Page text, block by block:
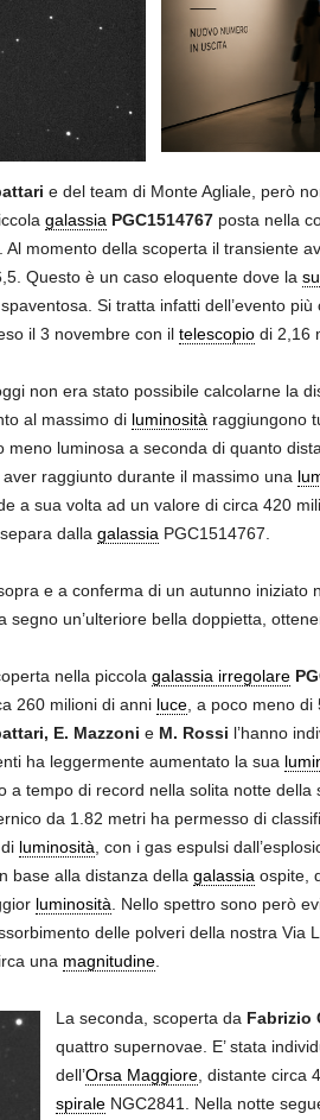
e del team di Monte Agliale, però
galassia PGC1514767 posta nella
Al momento della scoperta il transiente
Questo è un caso eloquente dove la
Si tratta infatti dell’evento
il 3 novembre con il telescopiodi 2,16
non era stato possibile calcolarne la
al massimo di luminosità raggiungono
luminosa a seconda di quanto
raggiunto durante il massimo una
a sua volta ad un valore di circa 420
dalla galassia PGC1514767.
e a conferma di un autunno iniziato
segno un’ulteriore bella doppietta,
nella piccola galassia irregolare
260 milioni di anni luce, a poco meno di
E. Mazzoni eM. Rossi l’hanno
ha leggermente aumentato la sua
a tempo di record nella solita notte della
da 1.82 metri ha permesso di
luminosità , con i gas espulsi
base alla distanza della galassia ospite,
luminosità . Nello spettro sono però
delle polveri della nostra Via
una magnitudine.
La seconda, scoperta da Fabrizio
quattro supernovae. E’ stata
dell’Orsa Maggiore, distante circa
spiraleNGC2841. Nella notte